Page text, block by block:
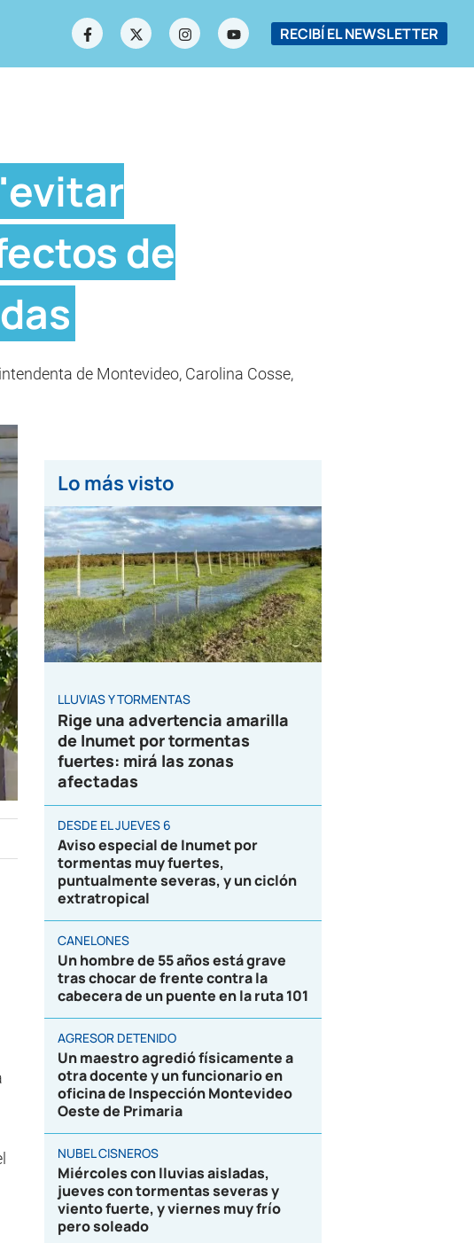
RECIBÍ EL NEWSLETTER
de
de Montevideo, Carolina Cosse,
Lo más visto
LLUVIAS Y TORMENTAS
Rige una advertencia amarilla
de Inumet por tormentas
fuertes: mirá las zonas
afectadas
DESDE EL JUEVES 6
Aviso especial de Inumet por
tormentas muy fuertes,
puntualmente severas, y un ciclón
extratropical
CANELONES
Un hombre de 55 años está grave
tras chocar de frente contra la
cabecera de un puente en la ruta 101
AGRESOR DETENIDO
Un maestro agredió físicamente a
otra docente y un funcionario en
oficina de Inspección Montevideo
Oeste de Primaria
NUBEL CISNEROS
Miércoles con lluvias aisladas,
jueves con tormentas severas y
viento fuerte, y viernes muy frío
pero soleado